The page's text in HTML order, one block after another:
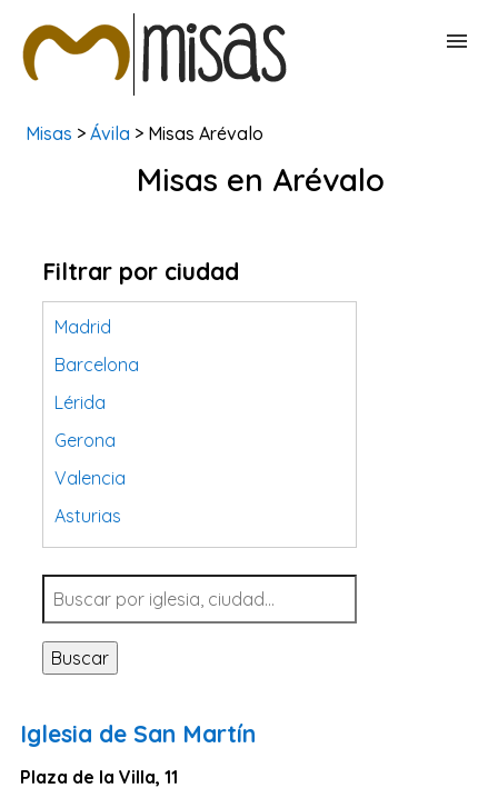
BUSCAR MISAS
Misas > Ávila > Misas Arévalo
Misas en Arévalo
Filtrar por ciudad
Madrid
Barcelona
Lérida
Gerona
Valencia
Asturias
Tarragona
Navarra
Valladolid
Sevilla
Santa Cruz de Tenerife
Cantabria
Buscar
Iglesia de San Martín
Plaza de la Villa, 11